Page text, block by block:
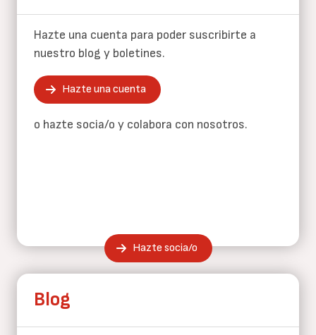
Hazte una cuenta para poder suscribirte a
nuestro blog y boletines.
Hazte una cuenta
o hazte socia/o y colabora con nosotros.
Hazte socia/o
Blog